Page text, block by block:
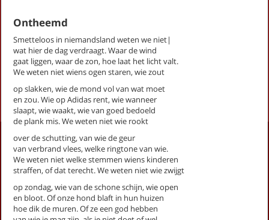
Leendert, Saskia van
Ontheemd
«First‹Previous
1 ›Next»Last
Ontheemd
Smetteloos in niemandsland weten we niet|
wat hier de dag verdraagt. Waar de wind
gaat liggen, waar de zon, hoe laat het licht valt.
We weten niet wiens ogen staren, wie zout
op slakken, wie de mond vol van wat moet
en zou. Wie op Adidas rent, wie wanneer
slaapt, wie waakt, wie van goed bedoeld
de plank mis. We weten niet wie rookt
over de schutting, van wie de geur
van verbrand vlees, welke ringtone van wie.
We weten niet welke stemmen wiens kinderen
straffen, of dat terecht. We weten niet wie zwijgt
op zondag, wie van de schone schijn, wie open
en bloot. Of onze hond blaft in hun huizen
hoe dik de muren. Of ze een god hebben
Activiteiten
Lezingen door en over schrijvers
Stadsdichtersduo van Zeist
Boek & Film
Literatuurprijs Zeist
Leesclubs / leesgroepen